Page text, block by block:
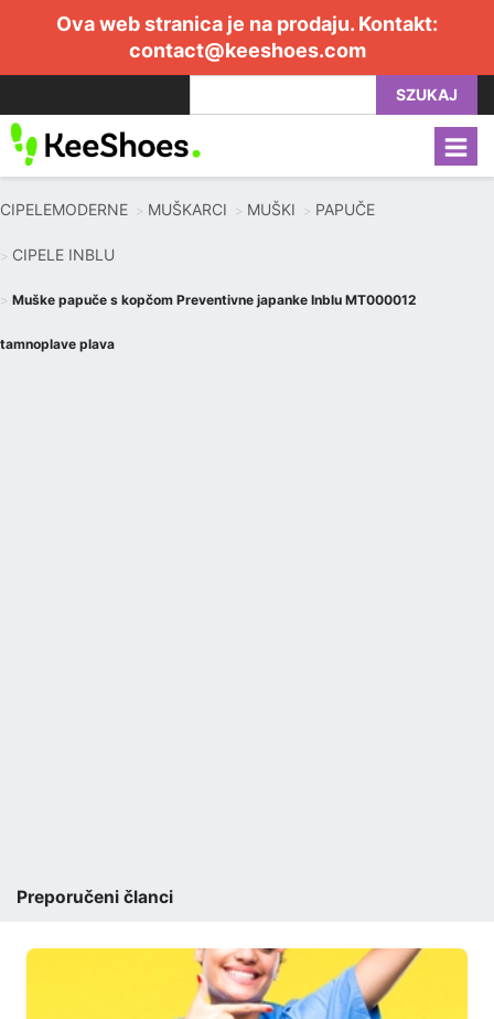
Ova web stranica je na prodaju. Kontakt:
contact@keeshoes.com
SZUKAJ
CIPELEMODERNE MUŠKARCI MUŠKI PAPUČE
CIPELE INBLU
Muške papuče s kopčom Preventivne japanke Inblu MT000012
tamnoplave plava
Preporučeni članci